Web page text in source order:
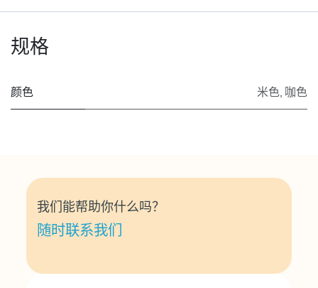
规格
颜色 米色 咖色
我们能帮助你什么吗？
随时联系我们